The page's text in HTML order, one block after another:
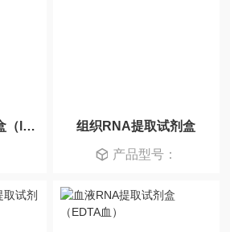
DNA文库构建试剂盒（low input）（转座法） 组织RNA提取试剂盒
产品型号：